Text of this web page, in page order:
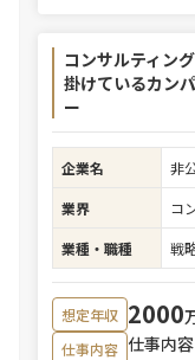
コンサルティン
掛けているカン
ー
企業名
非
業界
コ
業種・職種
戦
想定年収 2000
仕事内容 仕事内容